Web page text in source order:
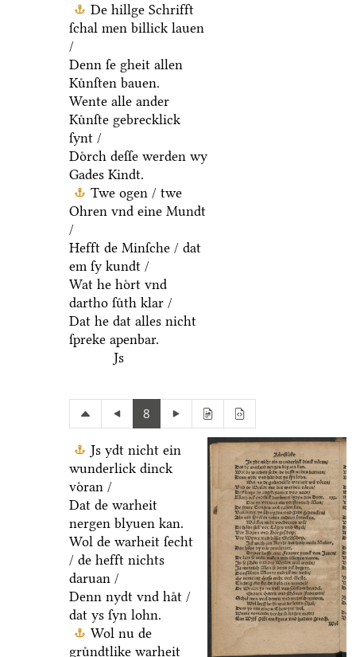
De hillge Schrifft
ſchal men billick lauen
/
Denn ſe gheit allen
Kuͤnſten bauen.
Wente alle ander
Kuͤnſte gebrecklick
ſynt /
Doͤrch deſſe werden wy
Gades Kindt.
Twe ogen / twe
Ohren vnd eine Mundt
/
Hefft de Minſche / dat
em ſy kundt /
Wat he hoͤrt vnd
dartho ſuͤth klar /
Dat he dat alles nicht
ſpreke apenbar.
Js
8
Js ydt nicht ein
wunderlick dinck
voͤran /
Dat de warheit
nergen blyuen kan.
Wol de warheit ſecht
/ de hefft nichts
daruan /
Denn nydt vnd haͤt /
dat ys ſyn lohn.
Wol nu de
gruͤndtlike warheit